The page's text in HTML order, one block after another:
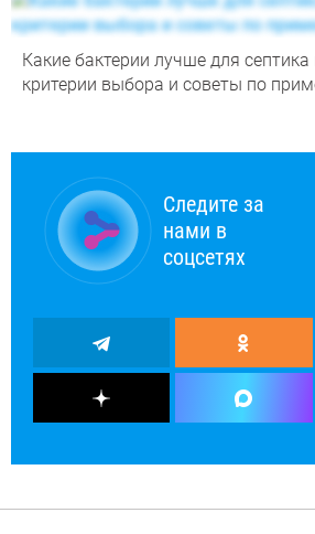
Какие бактерии лучше для
критерии выбора и советы по
Следите за
нами в
соцсетях